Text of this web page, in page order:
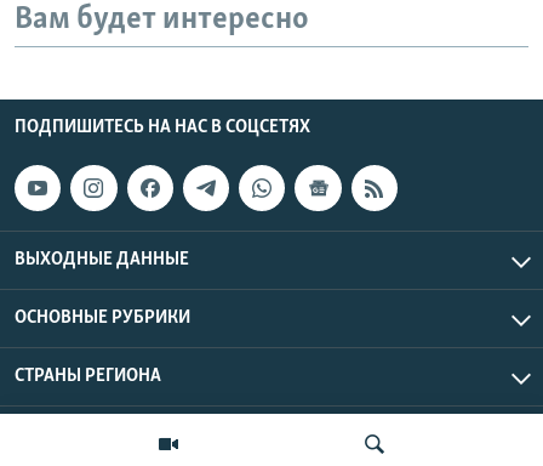
Вам будет интересно
ПОДПИШИТЕСЬ НА НАС В СОЦСЕТЯХ
ВЫХОДНЫЕ ДАННЫЕ
ОСНОВНЫЕ РУБРИКИ
СТРАНЫ РЕГИОНА
Азаттык Азия © 2026 RFE/RL, Inc. | Все права защищены.